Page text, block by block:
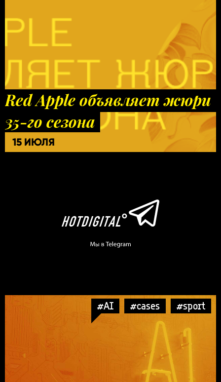
Red Apple объявляет жюри
35-го сезона
15 ИЮЛЯ
#AI #cases #sport